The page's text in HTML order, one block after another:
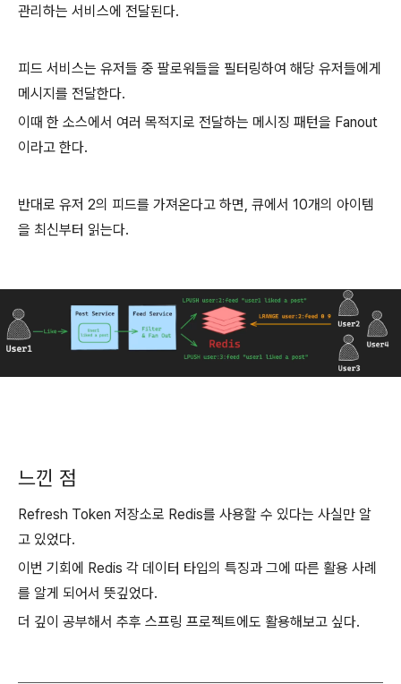
관리하는 서비스에 전달된다.
피드 서비스는 유저들 중 팔로워들을 필터링하여 해당 유저들에게
메시지를 전달한다.
이때 한 소스에서 여러 목적지로 전달하는 메시징 패턴을 Fanout
이라고 한다.
반대로 유저 2의 피드를 가져온다고 하면, 큐에서 10개의 아이템
을 최신부터 읽는다.
느낀 점
Refresh Token 저장소로 Redis를 사용할 수 있다는 사실만 알
고 있었다.
이번 기회에 Redis 각 데이터 타입의 특징과 그에 따른 활용 사례
를 알게 되어서 뜻깊었다.
더 깊이 공부해서 추후 스프링 프로젝트에도 활용해보고 싶다.